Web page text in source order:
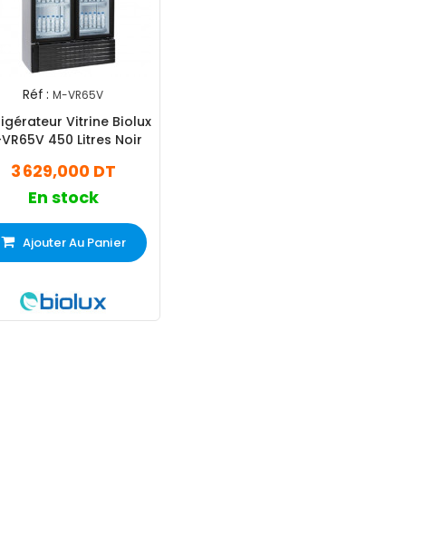
Réf : M-VR65V
Vitrine Biolux
450 Litres Noir
3 629,000 DT
En stock
Ajouter Au Panier